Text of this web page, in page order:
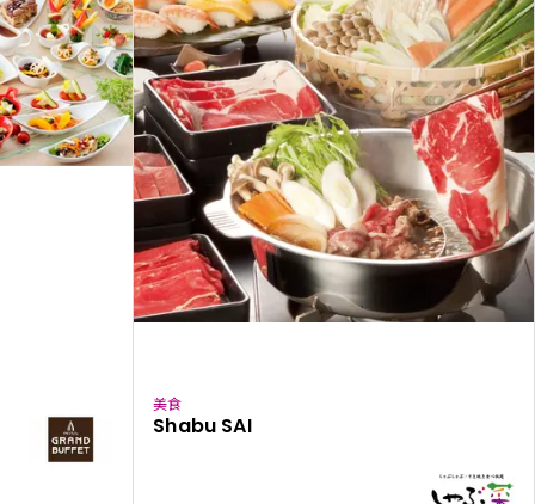
美食
Shabu SAI